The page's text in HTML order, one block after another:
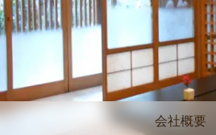
会社概要